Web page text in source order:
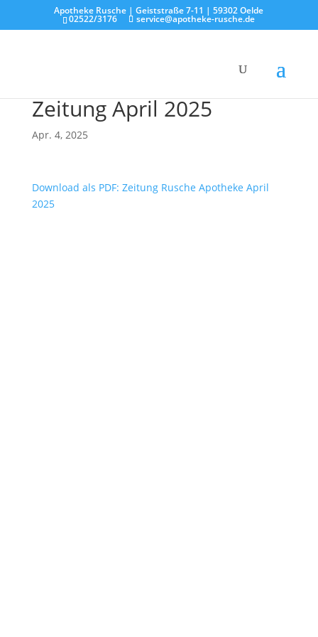
Apotheke Rusche | Geiststraße 7-11 | 59302 Oelde
02522/3176 service@apotheke-rusche.de
Zeitung April 2025
Apr. 4, 2025
Download als PDF: Zeitung Rusche Apotheke April
2025